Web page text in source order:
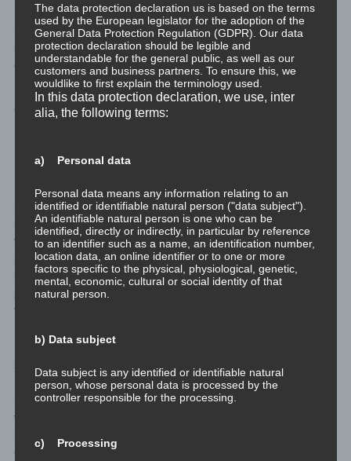
Interesse an esoterischen Themen oder dem Streben nach
übernatürlichen Fähigkeiten verwechselt werden. Vielmehr ist
spirituelles Wachstum ein persönlicher und tiefgründiger Prozess
der Suche nach innerer Erfüllung und Verbundenheit.
Zusammenhang und Unterschied
und spirituellem Wachstum
Persönliche Entwicklung und spirituelles Wachstum sind eng
miteinander verbunden, da beide Prozesse auf die Entfaltung
und Weiterentwicklung des individuellen Selbst abzielen.
Während die persönliche Entwicklung sich auf die physischen,
intellektuellen und emotionalen Aspekte unserer Existenz
konzentriert, bezieht sich das spirituelle Wachstum auf die
spirituelle Dimension und das Streben nach einem tieferen
Verständnis des Lebens und der eigenen Existenz.
Die Unterscheidung zwischen persönlicher Entwicklung und
spirituellem Wachstum liegt in ihrem Schwerpunkt. Persönliche
Entwicklung konzentriert sich auf die individuelle Entfaltung, das
Streben nach persönlicher Zufriedenheit und die Verbesserung
von Fähigkeiten und Kompetenzen. Spirituelles Wachstum
einer größeren Verbundenheit und einem spirituellen
The data protection declaration us is based on the terms
used by the European legislator for the adoption of the
General Data Protection Regulation (GDPR). Our data
protection declaration should be legible and
understandable for the general public, as well as our
customers and business partners. To ensure this, we
wouldlike to first explain the terminology used.
In this data protection declaration, we use, inter
alia, the following terms:
a) Personal data
Personal data means any information relating to an
identified or identifiable natural person ("data subject").
An identifiable natural person is one who can be
identified, directly or indirectly, in particular by reference
to an identifier such as a name, an identification number,
location data, an online identifier or to one or more
factors specific to the physical, physiological, genetic,
mental, economic, cultural or social identity of that
natural person.
b) Data subject
Data subject is any identified or identifiable natural
person, whose personal data is processed by the
controller responsible for the processing.
c) Processing